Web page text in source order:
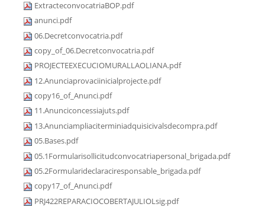
ExtracteconvocatriaBOP.pdf
anunci.pdf
06.Decretconvocatria.pdf
copy_of_06.Decretconvocatria.pdf
PROJECTEEXECUCIOMURALLAOLIANA.pdf
12.Anunciaprovaciinicialprojecte.pdf
copy16_of_Anunci.pdf
11.Anunciconcessiajuts.pdf
13.Anunciampliaciterminiadquisicivalsdecompra.pdf
05.Bases.pdf
05.1Formularisollicitudconvocatriapersonal_brigada.pdf
05.2Formularideclaraciresponsable_brigada.pdf
copy17_of_Anunci.pdf
PRJ422REPARACIOCOBERTAJULIOLsig.pdf